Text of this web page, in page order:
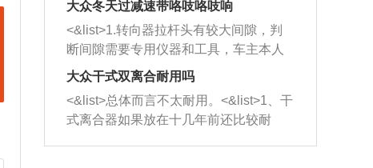
洗剂对堵塞的情况得到解决，将清洗剂
放在燃油箱中，与燃油混合后，车辆启
动时，就可以和汽油一起进入到燃烧
室，最后形成废气排出，就可以让三元
催化器得到清洗，排气管堵塞的情况就
能够得到解决。
习，这样就可以形成肌肉记忆，在真实
驾驶车辆时，不需要记忆也能打好方
向。
逐渐减弱，导致渗油或漏油。<&list>2、
活塞间隙过大：积碳会使活塞环与缸体
的间隙扩大，导致机油流入燃烧室中，
造成烧机油。<&list>3、机油粘度。使用
机油粘度过小的话，同样会有烧机油现
象，机油粘度过小具有很好的流动性，
大众冬天过减速带咯吱咯吱响
<&list>1.转向器拉杆头有较大间隙，判
断间隙需要专用仪器和工具，车主本人
无法制作，需要将车辆送到修理厂或4s
店；<&list>2.车辆半轴套管防尘罩破
裂，破裂后会出现漏油现象，使半轴磨
损严重，磨损的半轴容易损坏，产生异
响；<&list>3.稳定器的转向胶套和球头
大众干式双离合耐用吗
<&list>总体而言不太耐用。<&list>1、干
式离合器如果放在十几年前还比较耐